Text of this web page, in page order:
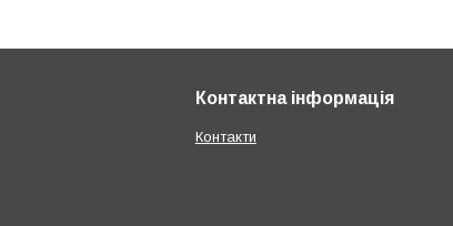
Контактна інформація
Контакти